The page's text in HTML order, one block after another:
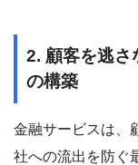
2. 顧客を逃さ
の構築
金融サービスは、
社への流出を防ぐ